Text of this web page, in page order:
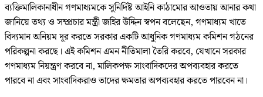
ব্যক্তিমালিকানাধীন গণমাধ্যমকে সুনির্দিষ্ট আইনি কাঠামোর আওতায় আনার কথা
জানিয়ে তথ্য ও সম্প্রচার মন্ত্রী জহির উদ্দিন স্বপন বলেছেন, গণমাধ্যম খাতে
বিদ্যমান অনিয়ম দূর করতে সরকার একটি আধুনিক গণমাধ্যম কমিশন গঠনের
পরিকল্পনা করছে। এই কমিশন এমন নীতিমালা তৈরি করবে, যেখানে সরকার
গণমাধ্যম নিয়ন্ত্রণ করবে না, মালিকপক্ষ সাংবাদিকদের অপব্যবহার করতে
পারবে না এবং সাংবাদিকরাও তাদের ক্ষমতার অপব্যবহার করতে পারবেন না।